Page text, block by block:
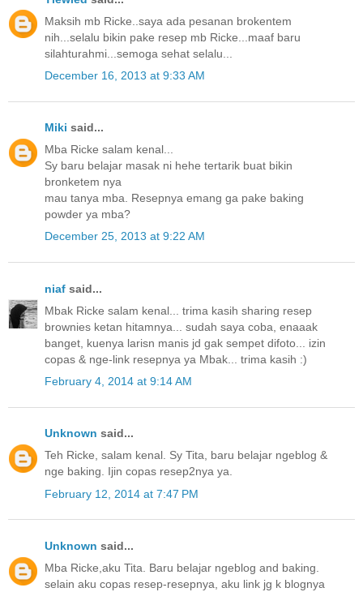
Maksih mb Ricke..saya ada pesanan brokentem
nih...selalu bikin pake resep mb Ricke...maaf baru
silahturahmi...semoga sehat selalu...
December 16, 2013 at 9:33 AM
Miki said...
Mba Ricke salam kenal...
Sy baru belajar masak ni hehe tertarik buat bikin
bronketem nya
mau tanya mba. Resepnya emang ga pake baking
powder ya mba?
December 25, 2013 at 9:22 AM
niaf said...
Mbak Ricke salam kenal... trima kasih sharing resep
brownies ketan hitamnya... sudah saya coba, enaaak
banget, kuenya larisn manis jd gak sempet difoto... izin
copas & nge-link resepnya ya Mbak... trima kasih :)
February 4, 2014 at 9:14 AM
Unknown said...
Teh Ricke, salam kenal. Sy Tita, baru belajar ngeblog &
nge baking. Ijin copas resep2nya ya.
February 12, 2014 at 7:47 PM
Unknown said...
Mba Ricke,aku Tita. Baru belajar ngeblog and baking.
selain aku copas resep-resepnya, aku link jg k blognya